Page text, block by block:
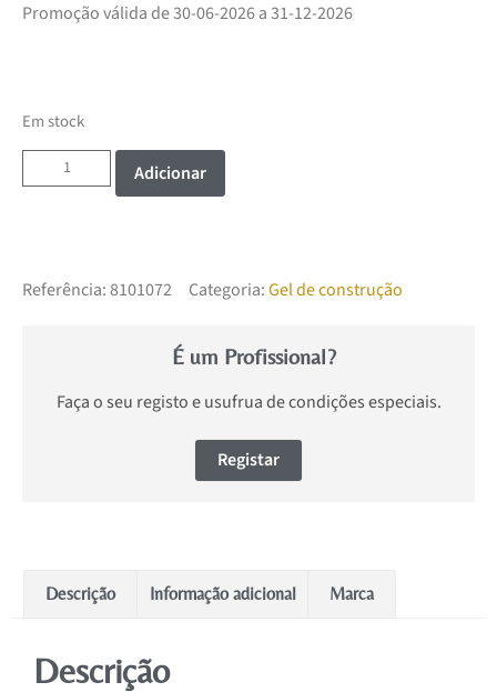
Promoção válida de 30-06-2026 a 31-12-2026
Em stock
Adicionar
Referência:8101072 Categoria:Gel de construção
É um Profissional?
Faça o seu registo e usufrua de condições especiais.
Registar
Descrição Informação adicional Marca
Descrição